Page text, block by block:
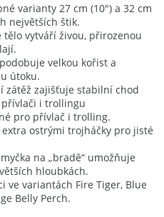
varianty 27 cm (10") a 32 cm
největších štik.
tělo vytváří živou, přirozenou
velkou kořist a
útoku.
zátěž zajišťuje stabilní chod
i trollingu
pro přívlač i trolling.
extra ostrými trojháčky pro jisté
na „bradě“ umožňuje
hloubkách.
ve variantách Fire Tiger, Blue
Belly Perch.